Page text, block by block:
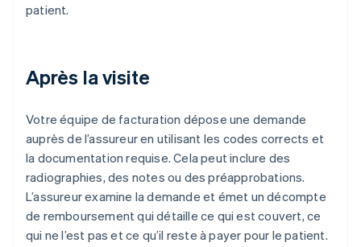
patient.
Après la visite
Votre équipe de facturation dépose une demande
auprès de l’assureur en utilisant les codes corrects et
la documentation requise. Cela peut inclure des
radiographies, des notes ou des préapprobations.
L’assureur examine la demande et émet un décompte
de remboursement qui détaille ce qui est couvert, ce
qui ne l’est pas et ce qu’il reste à payer pour le patient.